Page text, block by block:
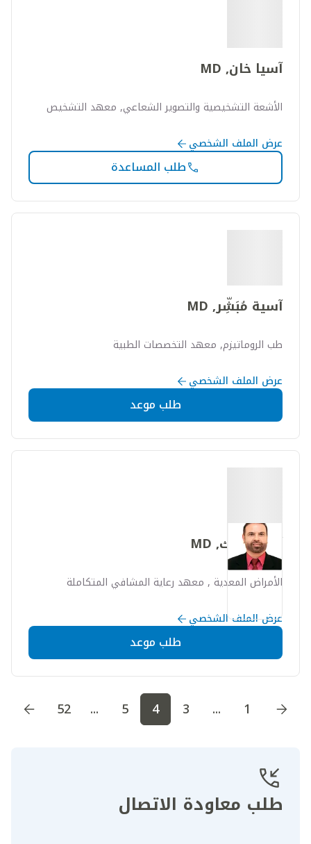
آسيا خان, MD
الأشعة التشخيصية والتصوير الشعاعي, معهد التشخيص
عرض الملف الشخصي
طلب المساعدة
آسية مُبَشِّر, MD
طب الروماتيزم, معهد التخصصات الطبية
عرض الملف الشخصي
طلب موعد
آسيم مالك, MD
الأمراض المعدية , معهد رعاية المشافي المتكاملة
عرض الملف الشخصي
طلب موعد
اذهب إلى الصفحة اذهب إلى الصفحة اذهب إلى 1
...
3
4
5
...
52
طلب معاودة الاتصال